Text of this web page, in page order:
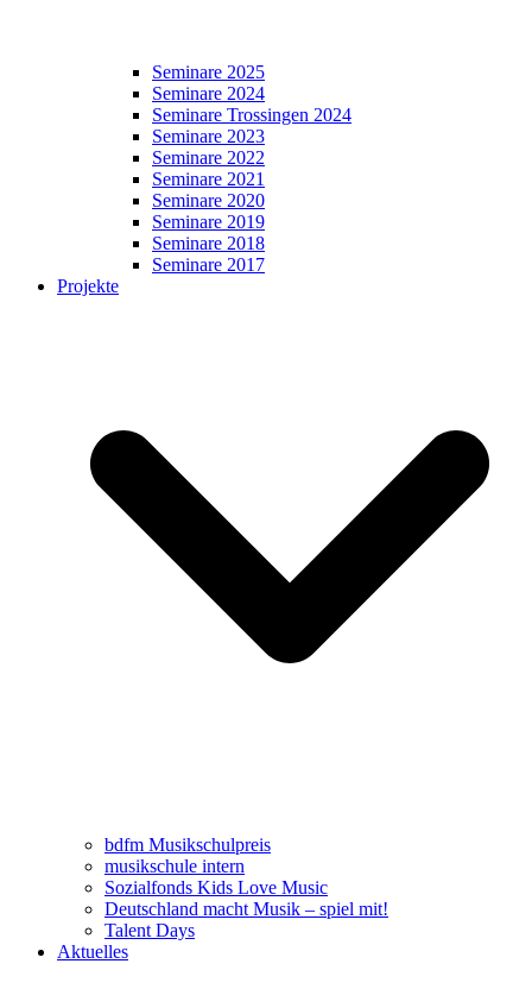
Seminare 2025
Seminare 2024
Seminare Trossingen 2024
Seminare 2023
Seminare 2022
Seminare 2021
Seminare 2020
Seminare 2019
Seminare 2018
Seminare 2017
Projekte
bdfm Musikschulpreis
musikschule intern
Sozialfonds Kids Love Music
Deutschland macht Musik – spiel mit!
Talent Days
Aktuelles